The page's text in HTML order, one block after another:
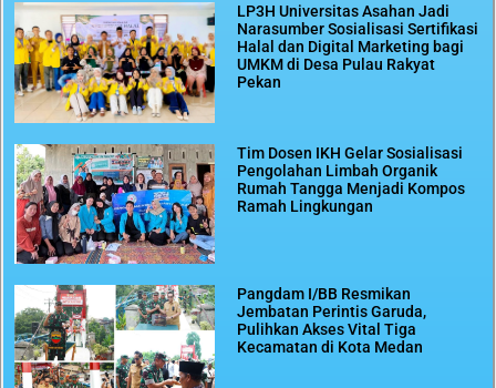
LP3H Universitas Asahan Jadi
Narasumber Sosialisasi Sertifikasi
Halal dan Digital Marketing bagi
UMKM di Desa Pulau Rakyat
Pekan
Tim Dosen IKH Gelar Sosialisasi
Pengolahan Limbah Organik
Rumah Tangga Menjadi Kompos
Ramah Lingkungan
Pangdam I/BB Resmikan
Jembatan Perintis Garuda,
Pulihkan Akses Vital Tiga
Kecamatan di Kota Medan